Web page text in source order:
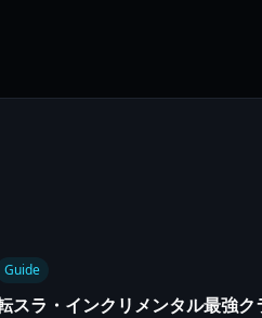
Guide
スラ・インクリメンタル最強ク